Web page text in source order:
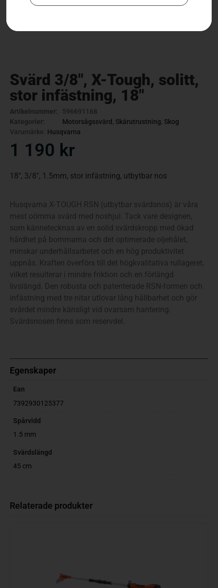
Svärd 3/8″, X-Tough, solitt,
stor infästning, 18″
Artikelnummer:
596691168
Kategorier:
Motorsågssvärd , Skärutrustning, Skog
Varumärke: Husqvarna
1 190 kr
18″, 3/8″, 1.5mm, stor infästning, utbytbar nos
Husqvarna X-TOUGH RSN (utbytbar svärdsnos) är våra
mest oömma svärd med noshjul. Tack vare designen,
som kännetecknas av en solid svärdskropp med ökad
hårdhet på bommarna och det optimerade oljehålet,
minskar underhållsarbetet och en hög produktivitet
uppnås. Kraften överförs till det högkvalitativa rullageret,
vilket resulterar i mindre friktion och en förlängd
livslängd. Den robusta och patenterade RSN-formen och
infästning med tre nitar utlovar lång hållbarhet och gör
svärdet mindre känsligt vid ovarsam hantering.
Svärdsnosen finns som reservdel.
Egenskaper
Ean
7392930125377
Spårvidd
1.5 mm
Svärdslängd
45 cm
Relaterade produkter